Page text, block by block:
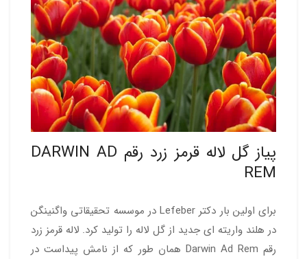
پیاز گل لاله قرمز زرد رقم DARWIN AD
REM
برای اولین بار دکتر Lefeber در موسسه تحقیقاتی واگنینگن
در هلند واریته ای جدید از گل لاله را تولید کرد. لاله قرمز زرد
رقم Darwin Ad Rem همان طور که از نامش پیداست در